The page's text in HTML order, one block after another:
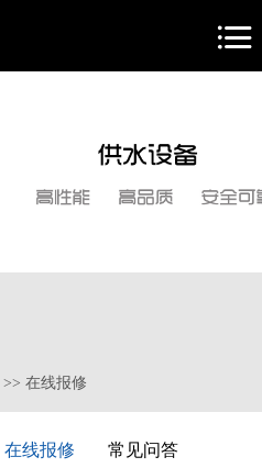
>>在线报修
在线报修 常见问答